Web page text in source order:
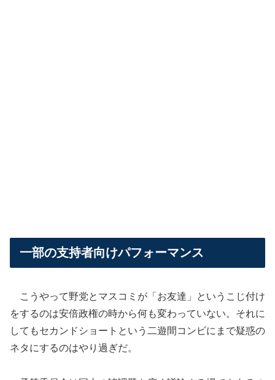
一部の支持者向けパフォーマンス
こうやって野党とマスコミが「お友達」というこじ付け
をするのは安倍政権の時から何も変わっていない。それに
してもセカンドショートという二遊間コンビにまで疑惑の
ネタにするのはやり過ぎだ。